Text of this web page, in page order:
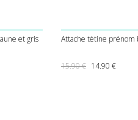
et gris
€.
: 13.00 €.
Attache tétine prénom
15.90€ Le prix initial
14.90 €Le